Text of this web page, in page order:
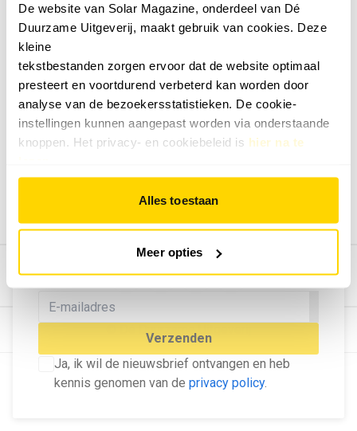
De website van Solar Magazine, onderdeel van Dé
Duurzame Uitgeverij, maakt gebruik van cookies. Deze
kleine
tekstbestanden zorgen ervoor dat de website optimaal
presteert en voortdurend verbeterd kan worden door
analyse van de bezoekersstatistieken. De cookie-
instellingen kunnen aangepast worden via onderstaande
knoppen. Het privacy- en cookiebeleid is hier na te
Alles toestaan
Meer opties
MELD U AAN VOOR ONZE
NIEUWSBRIEF
Blijf op de hoogte van het laatste nieuws!
Verzenden
Ja, ik wil de nieuwsbrief ontvangen en heb
kennis genomen van de privacy policy.
Installateurzoeker
Cookievoorkeuren wijzigen
English
Geef ons feedback
Vertel ons wat je van onze website vindt.
Tip de redactie
Bekijk hier de mogelijkheden.
© Dé Duurzame Uitgeverij